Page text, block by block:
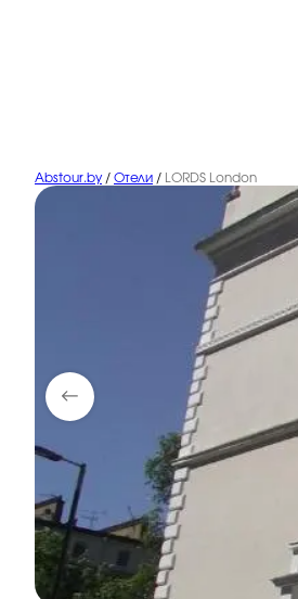
Abstour.by / Отели / LORDS London